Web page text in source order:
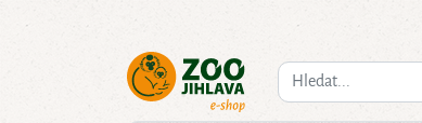
Co hledáte?